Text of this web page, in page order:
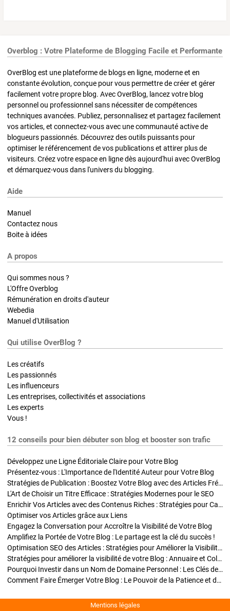
Overblog : Votre Plateforme de Blogging Facile et Performante
OverBlog est une plateforme de blogs en ligne, moderne et en
constante évolution, conçue pour vous permettre de créer et gérer
facilement votre propre blog. Avec OverBlog, lancez votre blog
personnel ou professionnel sans nécessiter de compétences
techniques avancées. Publiez, personnalisez et partagez facilement
vos articles, et connectez-vous avec une communauté active de
blogueurs passionnés. Découvrez des outils puissants pour
optimiser le référencement de vos publications et attirer plus de
visiteurs. Créez votre espace en ligne dès aujourd'hui avec OverBlog
et démarquez-vous dans l'univers du blogging.
Aide
Manuel
Contactez nous
Boite à idées
A propos
Qui sommes nous ?
L'Offre Overblog
Rémunération en droits d'auteur
Webedia
Manuel d'Utilisation
Qui utilise OverBlog ?
Les créatifs
Les passionnés
Les influenceurs
Les entreprises, collectivités et associations
Les experts
Vous !
12 conseils pour bien débuter son blog et booster son trafic
Développez une Ligne Éditoriale Claire pour Votre Blog
Présentez-vous : L'Importance de l'Identité Auteur pour Votre Blog
Stratégies de Publication : Boostez Votre Blog avec des Articles Fréquents et Exclusifs
L'Art de Choisir un Titre Efficace : Stratégies Modernes pour le SEO
Enrichir Vos Articles avec des Contenus Riches : Stratégies pour Captiver et Optimiser
Optimiser vos Articles grâce aux Liens
Engagez la Conversation pour Accroître la Visibilité de Votre Blog
Amplifiez la Portée de Votre Blog : Le partage est la clé du succès !
Optimisation SEO des Articles : Stratégies pour Améliorer la Visibilité de Votre Blog
Stratégies pour améliorer la visibilité de votre Blog : Annuaire et Collaborations
Pourquoi Investir dans un Nom de Domaine Personnel : Les Clés de la Réussite de Votre Blog
Comment Faire Émerger Votre Blog : Le Pouvoir de la Patience et de la Persévérance
Mentions légales